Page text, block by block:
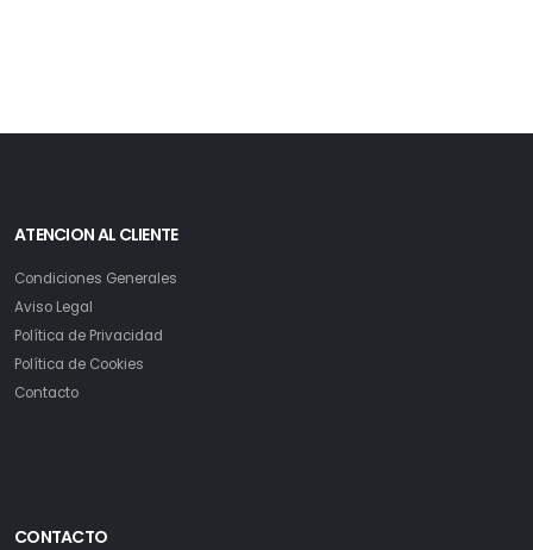
ATENCION AL CLIENTE
Condiciones Generales
Aviso Legal
Política de Privacidad
Política de Cookies
Contacto
CONTACTO